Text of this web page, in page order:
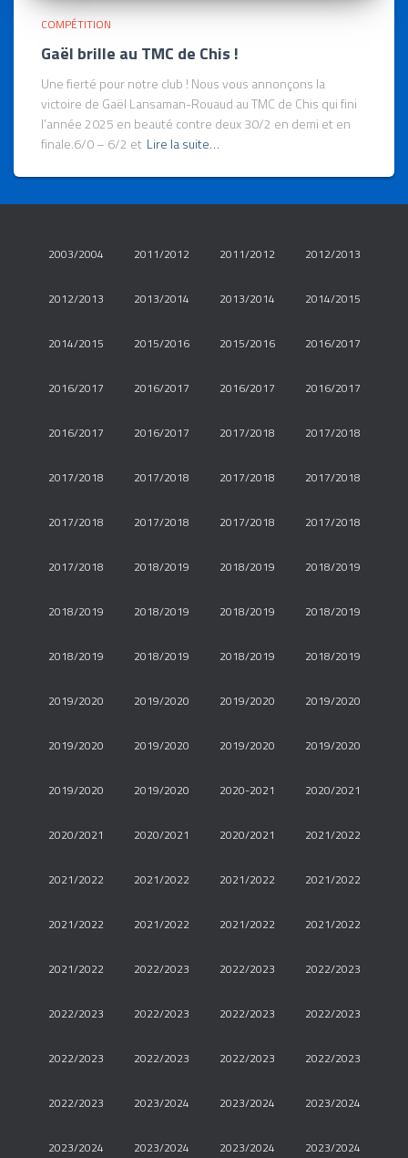
COMPÉTITION
Gaël brille au TMC de Chis !
Une fierté pour notre club ! Nous vous annonçons la
victoire de Gaël Lansaman-Rouaud au TMC de Chis qui fini
l’année 2025 en beauté contre deux 30/2 en demi et en
finale.6/0 – 6/2 et Lire la suite…
2003/2004 2011/2012 2011/2012 2012/2013
2012/2013 2013/2014 2013/2014 2014/2015
2014/2015 2015/2016 2015/2016 2016/2017
2016/2017 2016/2017 2016/2017 2016/2017
2016/2017 2016/2017 2017/2018 2017/2018
2017/2018 2017/2018 2017/2018 2017/2018
2017/2018 2017/2018 2017/2018 2017/2018
2017/2018 2018/2019 2018/2019 2018/2019
2018/2019 2018/2019 2018/2019 2018/2019
2018/2019 2018/2019 2018/2019 2018/2019
2019/2020 2019/2020 2019/2020 2019/2020
2019/2020 2019/2020 2019/2020 2019/2020
2019/2020 2019/2020 2020-2021 2020/2021
2020/2021 2020/2021 2020/2021 2021/2022
2021/2022 2021/2022 2021/2022 2021/2022
2021/2022 2021/2022 2021/2022 2021/2022
2021/2022 2022/2023 2022/2023 2022/2023
2022/2023 2022/2023 2022/2023 2022/2023
2022/2023 2022/2023 2022/2023 2022/2023
2022/2023 2023/2024 2023/2024 2023/2024
2023/2024 2023/2024 2023/2024 2023/2024